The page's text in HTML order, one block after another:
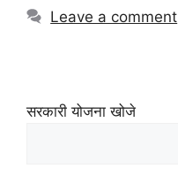
Leave a comment
सरकारी योजना खोजे